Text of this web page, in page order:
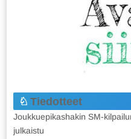
Tiedotteet
Joukkuepikashakin SM-
julkaistu